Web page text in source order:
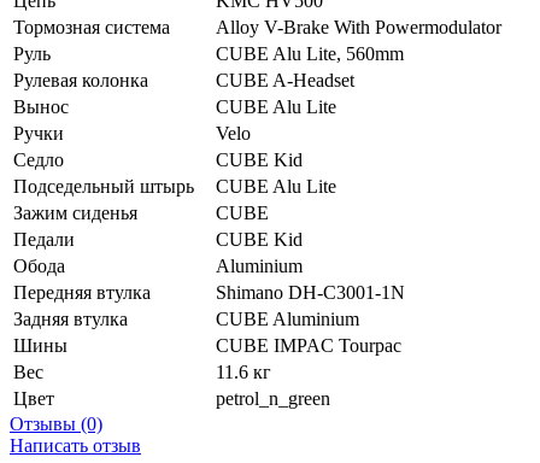
Тормозная система
Alloy V-Brake With Powermodulator
Руль
CUBE Alu Lite, 560mm
Рулевая колонка
CUBE A-Headset
Вынос
CUBE Alu Lite
Ручки
Velo
Седло
CUBE Kid
Подседельный штырь
CUBE Alu Lite
Зажим сиденья
CUBE
Педали
CUBE Kid
Обода
Aluminium
Передняя втулка
Shimano DH-C3001-1N
Задняя втулка
CUBE Aluminium
Шины
CUBE IMPAC Tourpac
Вес
11.6 кг
Цвет
petrol_n_green
Отзывы (0)
Написать отзыв